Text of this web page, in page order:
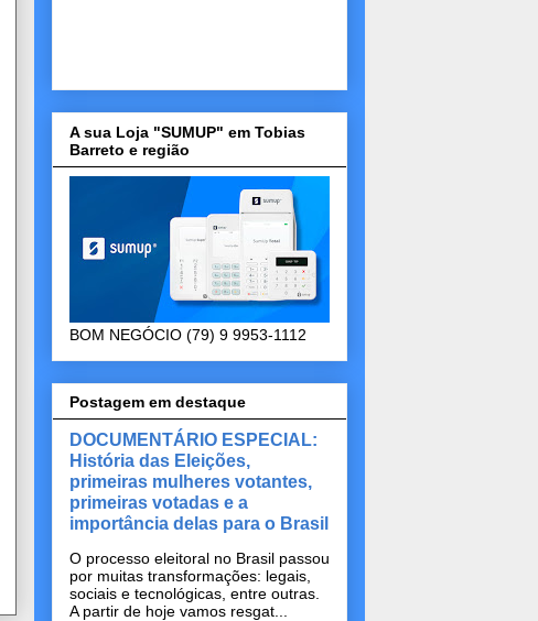
A sua Loja "SUMUP" em Tobias
Barreto e região
BOM NEGÓCIO (79) 9 9953-1112
Postagem em destaque
DOCUMENTÁRIO ESPECIAL:
História das Eleições,
primeiras mulheres votantes,
primeiras votadas e a
importância delas para o Brasil
O processo eleitoral no Brasil passou
por muitas transformações: legais,
sociais e tecnológicas, entre outras.
A partir de hoje vamos resgat...